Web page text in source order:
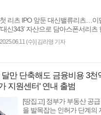
첫 리츠 IPO 앞둔 대신밸류리츠…이
‘대신343’ 자산으로 담아스폰서리츠 한계,
대신자산신탁..
2025.06.11 (수)| 김리영 기자
달만 단축해도 금융비용 3
지원센터' 연내 출범
[땅집고] 정부가 부동산 공
을 발목잡는 인허가 단계의